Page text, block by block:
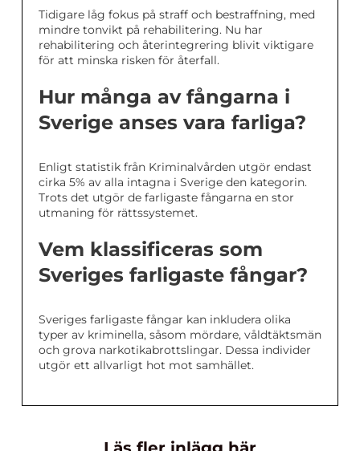
Tidigare låg fokus på straff och bestraffning, med
mindre tonvikt på rehabilitering. Nu har
rehabilitering och återintegrering blivit viktigare
för att minska risken för återfall.
Hur många av fångarna i
Sverige anses vara farliga?
Enligt statistik från Kriminalvården utgör endast
cirka 5% av alla intagna i Sverige den kategorin.
Trots det utgör de farligaste fångarna en stor
utmaning för rättssystemet.
Vem klassificeras som
Sveriges farligaste fångar?
Sveriges farligaste fångar kan inkludera olika
typer av kriminella, såsom mördare, våldtäktsmän
och grova narkotikabrottslingar. Dessa individer
utgör ett allvarligt hot mot samhället.